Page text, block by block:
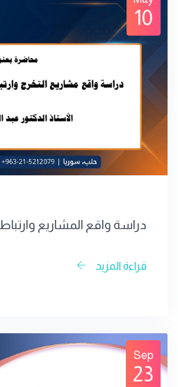
10
دراسة واقع المشاريع
قراءة المزيد
Sep
23